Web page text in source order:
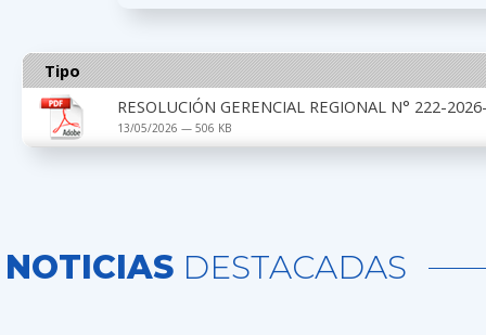
Tipo
RESOLUCIÓN GERENCIAL REGIONAL N° 222-
13/05/2026 — 506 KB
NOTICIAS DESTACADAS